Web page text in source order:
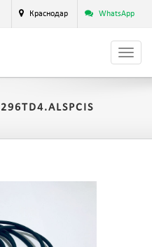
Краснодар WhatsApp